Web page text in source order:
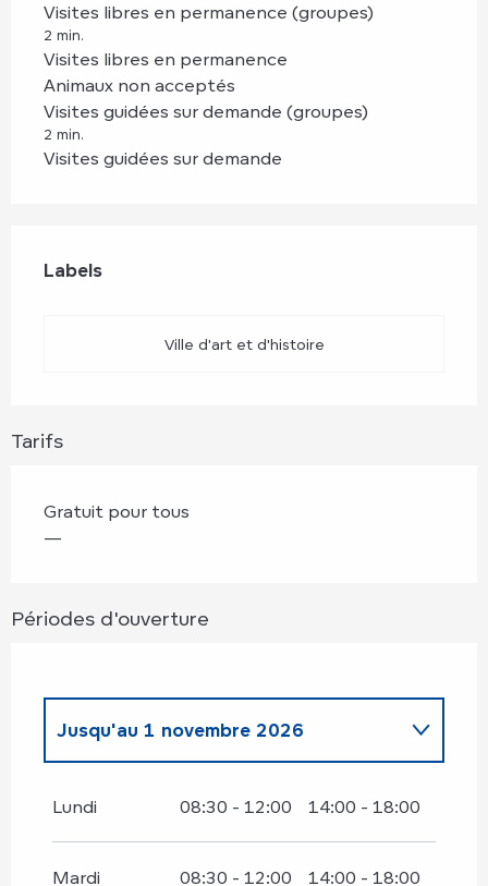
Visites libres en permanence (groupes)
2 min.
Visites libres en permanence
Animaux non acceptés
Visites guidées sur demande (groupes)
2 min.
Visites guidées sur demande
Labels
Labels
Ville d'art et d'histoire
Tarifs
Gratuit pour tous
—
Périodes d'ouverture
Jusqu'au 1 novembre 2026
2027
Lundi 08:30 - 12:00 14:00 - 18:00
Mardi 08:30 - 12:00 14:00 - 18:00